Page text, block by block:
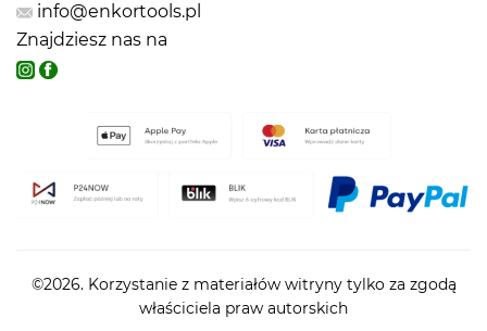
info@enkortools.pl
Znajdziesz nas na
©2026. Korzystanie z materiałów witryny tylko za zgodą
właściciela praw autorskich